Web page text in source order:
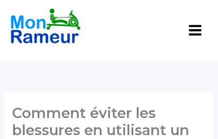
contenu
Comment éviter les
blessures en utilisant un